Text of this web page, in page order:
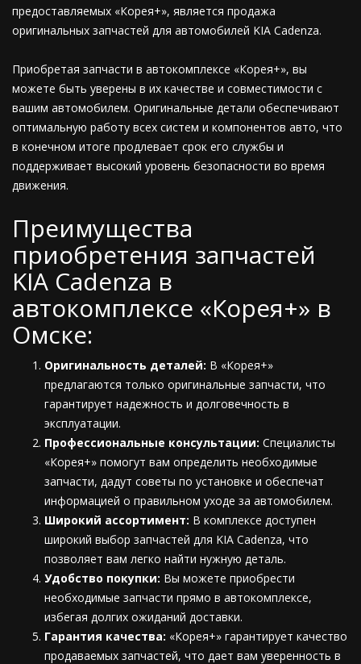
предоставляемых «Корея+», является продажа
оригинальных запчастей для автомобилей KIA Cadenza.
Приобретая запчасти в автокомплексе «Корея+», вы
можете быть уверены в их качестве и совместимости с
вашим автомобилем. Оригинальные детали обеспечивают
оптимальную работу всех систем и компонентов авто, что
в конечном итоге продлевает срок его службы и
поддерживает высокий уровень безопасности во время
движения.
Преимущества
приобретения запчастей
KIA Cadenza в
автокомплексе «Корея+» в
Омске:
Оригинальность деталей: В «Корея+»
предлагаются только оригинальные запчасти, что
гарантирует надежность и долговечность в
эксплуатации.
Профессиональные консультации: Специалисты
«Корея+» помогут вам определить необходимые
запчасти, дадут советы по установке и обеспечат
информацией о правильном уходе за автомобилем.
Широкий ассортимент: В комплексе доступен
широкий выбор запчастей для KIA Cadenza, что
позволяет вам легко найти нужную деталь.
Удобство покупки: Вы можете приобрести
необходимые запчасти прямо в автокомплексе,
избегая долгих ожиданий доставки.
Гарантия качества: «Корея+» гарантирует качество
продаваемых запчастей, что дает вам уверенность в